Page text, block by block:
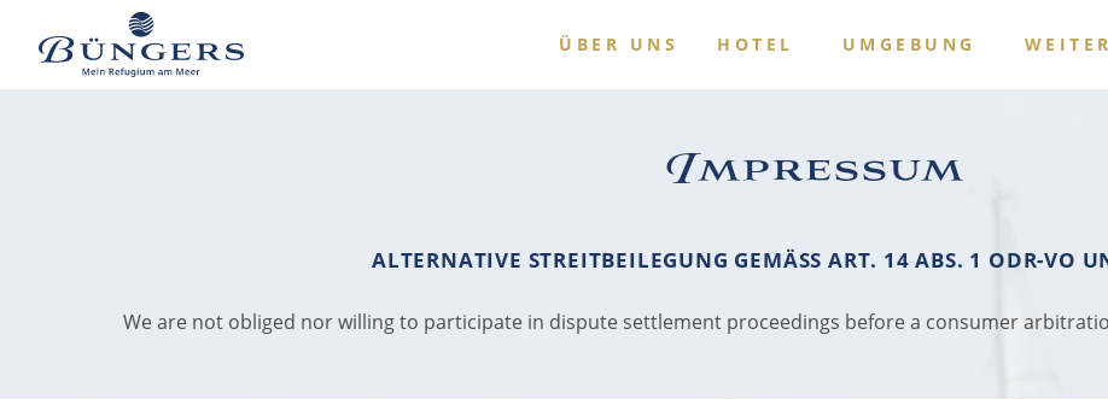
ÜBER UNS HOTEL UMGEBUNG
Impressum
ALTERNATIVE STREITBEILEGUNG GEMÄSS ART. 14 ABS. 1 ODR-VO
We are not obliged nor willing to participate in dispute settlement proceedings before a consumer